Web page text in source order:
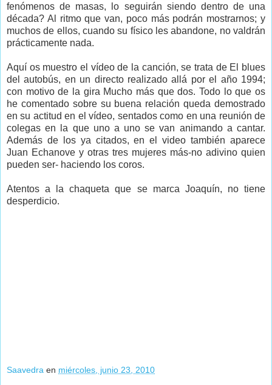
fenómenos de masas, lo seguirán siendo dentro de una
década? Al ritmo que van, poco más podrán mostrarnos; y
muchos de ellos, cuando su físico les abandone, no valdrán
prácticamente nada.
Aquí os muestro el vídeo de la canción, se trata de El blues
del autobús, en un directo realizado allá por el año 1994;
con motivo de la gira Mucho más que dos. Todo lo que os
he comentado sobre su buena relación queda demostrado
en su actitud en el vídeo, sentados como en una reunión de
colegas en la que uno a uno se van animando a cantar.
Además de los ya citados, en el video también aparece
Juan Echanove y otras tres mujeres más-no adivino quien
pueden ser- haciendo los coros.
Atentos a la chaqueta que se marca Joaquín, no tiene
desperdicio.
Saavedra en miércoles, junio 23, 2010